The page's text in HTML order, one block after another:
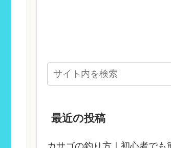
最近の投稿
カサゴの釣り方｜初心者でも